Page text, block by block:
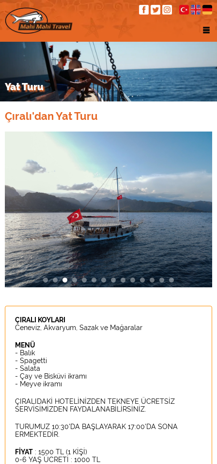
Yat Turu
Çıralı'dan Yat Turu
ÇIRALI KOYLARI
Ceneviz, Akvaryum, Sazak ve Mağaralar
MENÜ
- Balık
- Spagetti
- Salata
- Çay ve Bisküvi ikramı
- Meyve ikramı
ÇIRALIDAKİ HOTELİNİZDEN TEKNEYE ÜCRETSİZ
SERVİSİMİZDEN FAYDALANABİLİRSİNİZ.
TURUMUZ 10:30'DA BAŞLAYARAK 17:00'DA SONA
ERMEKTEDİR.
FİYAT : 1500 TL (1 KİŞİ)
0-6 YAŞ ÜCRETİ : 1000 TL